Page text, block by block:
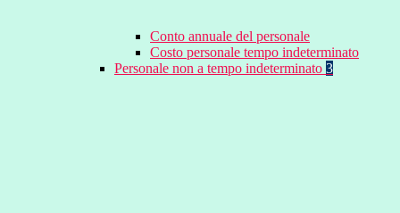
Conto annuale del personale
Costo personale tempo indeterminato
Personale non a tempo indeterminato 3